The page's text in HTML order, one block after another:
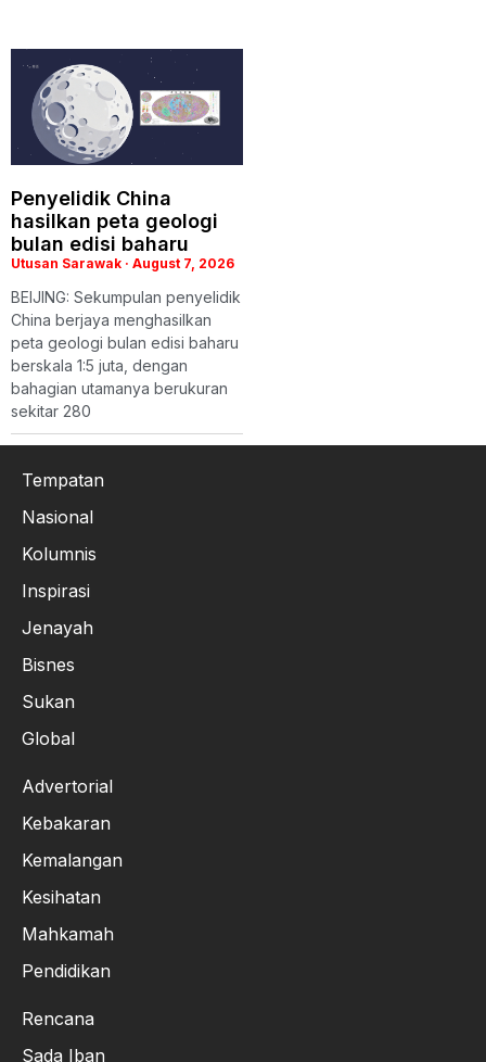
Penyelidik China
hasilkan peta geologi
bulan edisi baharu
Utusan Sarawak August 7, 2026
BEIJING: Sekumpulan penyelidik
China berjaya menghasilkan
peta geologi bulan edisi baharu
berskala 1:5 juta, dengan
bahagian utamanya berukuran
sekitar 280
Tempatan
Nasional
Kolumnis
Inspirasi
Jenayah
Bisnes
Sukan
Global
Advertorial
Kebakaran
Kemalangan
Kesihatan
Mahkamah
Pendidikan
Rencana
Sada Iban